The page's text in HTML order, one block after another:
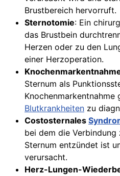
Brustbereich hervorruft.
Sternotomie: Ein
das Brustbein
Herzen oder zu den
einer Herzoperation.
Sternum als
Knochenmarkentnahme
Blutkrankheiten zu
Costosternales
bei dem die Verbindung
Sternum entzündet ist
verursacht.
Herz-Lungen-